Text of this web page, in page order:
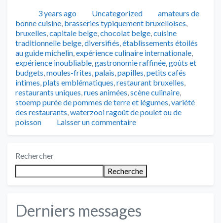
Publié3 years ago Catégories
Uncategorized Tags
amateurs de
bonne cuisine, brasseries typiquement bruxelloises,
bruxelles,capitale belge,chocolat belge,cuisine
traditionnelle belge,diversifiés,établissements étoilés
au guide michelin,expérience culinaire internationale,
expérience inoubliable,gastronomie raffinée,goûts et
budgets,moules-frites,palais,papilles,petits cafés
intimes,plats emblématiques,restaurant bruxelles,
restaurants uniques,rues animées,scène culinaire,
stoemp purée de pommes de terre et légumes,variété
des restaurants,waterzooi ragoût de poulet ou de
poisson
Laisser un commentaire
Rechercher
Recherche
Derniers messages